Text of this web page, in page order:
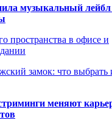
музыкальный лейбл
пространства в офисе и
замок: что выбрать
меняют